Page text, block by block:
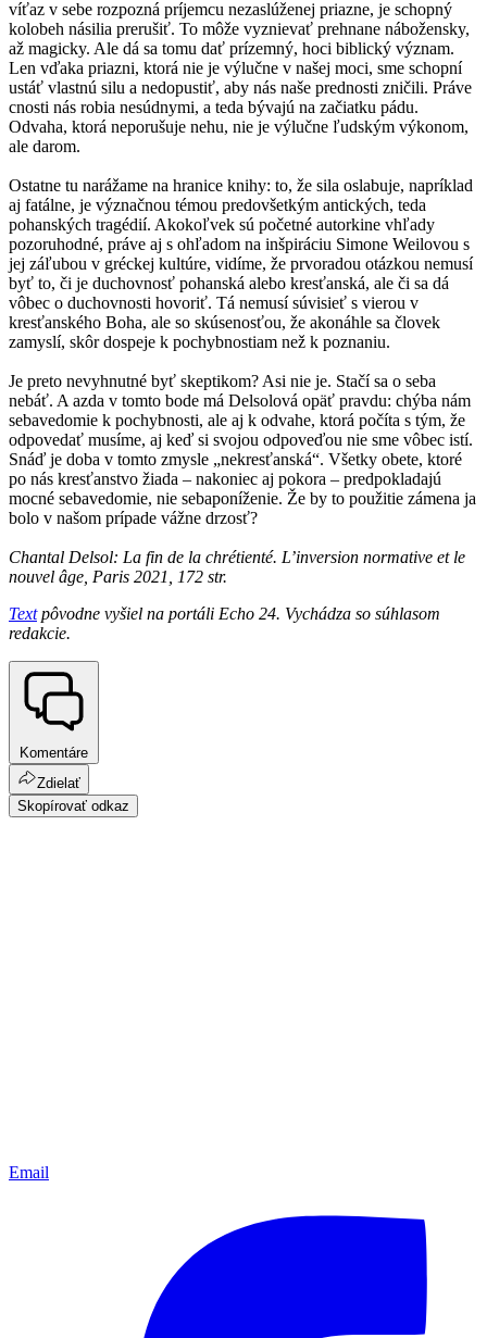
víťaz v sebe rozpozná príjemcu nezaslúženej priazne, je schopný
kolobeh násilia prerušiť. To môže vyznievať prehnane nábožensky,
až magicky. Ale dá sa tomu dať prízemný, hoci biblický význam.
Len vďaka priazni, ktorá nie je výlučne v našej moci, sme schopní
ustáť vlastnú silu a nedopustiť, aby nás naše prednosti zničili. Práve
cnosti nás robia nesúdnymi, a teda bývajú na začiatku pádu.
Odvaha, ktorá neporušuje nehu, nie je výlučne ľudským výkonom,
ale darom.
Ostatne tu narážame na hranice knihy: to, že sila oslabuje, napríklad
aj fatálne, je význačnou témou predovšetkým antických, teda
pohanských tragédií. Akokoľvek sú početné autorkine vhľady
pozoruhodné, práve aj s ohľadom na inšpiráciu Simone Weilovou s
jej záľubou v gréckej kultúre, vidíme, že prvoradou otázkou nemusí
byť to, či je duchovnosť pohanská alebo kresťanská, ale či sa dá
vôbec o duchovnosti hovoriť. Tá nemusí súvisieť s vierou v
kresťanského Boha, ale so skúsenosťou, že akonáhle sa človek
zamyslí, skôr dospeje k pochybnostiam než k poznaniu.
Je preto nevyhnutné byť skeptikom? Asi nie je. Stačí sa o seba
nebáť. A azda v tomto bode má Delsolová opäť pravdu: chýba nám
sebavedomie k pochybnosti, ale aj k odvahe, ktorá počíta s tým, že
odpovedať musíme, aj keď si svojou odpoveďou nie sme vôbec istí.
Snáď je doba v tomto zmysle „nekresťanská“. Všetky obete, ktoré
po nás kresťanstvo žiada – nakoniec aj pokora – predpokladajú
mocné sebavedomie, nie sebaponíženie. Že by to použitie zámena ja
bolo v našom prípade vážne drzosť?
Chantal Delsol: La fin de la chrétienté. L’inversion normative et le
nouvel âge, Paris 2021, 172 str.
Textpôvodne vyšiel na portáli Echo 24. Vychádza so súhlasom
redakcie.
Komentáre
Zdielať
Skopírovať odkaz
Email